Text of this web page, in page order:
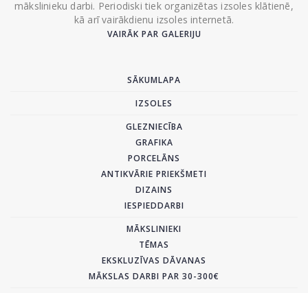
mākslinieku darbi. Periodiski tiek organizētas izsoles klātienē,
kā arī vairākdienu izsoles internetā.
VAIRĀK PAR GALERIJU
SĀKUMLAPA
IZSOLES
GLEZNIECĪBA
GRAFIKA
PORCELĀNS
ANTIKVĀRIE PRIEKŠMETI
DIZAINS
IESPIEDDARBI
MĀKSLINIEKI
TĒMAS
EKSKLUZĪVAS DĀVANAS
MĀKSLAS DARBI PAR 30-300€